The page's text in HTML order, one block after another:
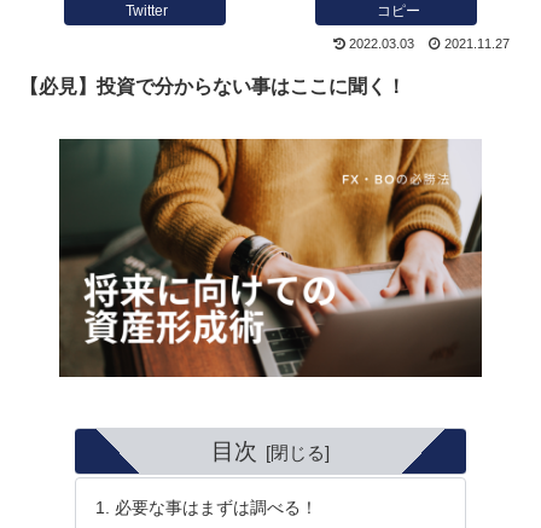
Twitter コピー
2022.03.03 2021.11.27
【必見】投資で分からない事はここに聞く！
目次
必要な事はまずは調べる！